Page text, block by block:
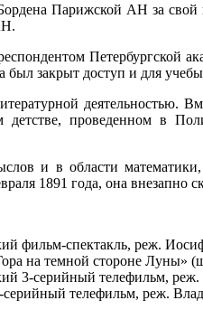
Парижской АН за свой
Петербургской
закрыт доступ и для
деятельностью.
детстве, проведенном в
и в области
1891 года, она внезапно
фильм-спектакль, реж.
на темной стороне
3-серийный телефильм,
телефильм, реж.